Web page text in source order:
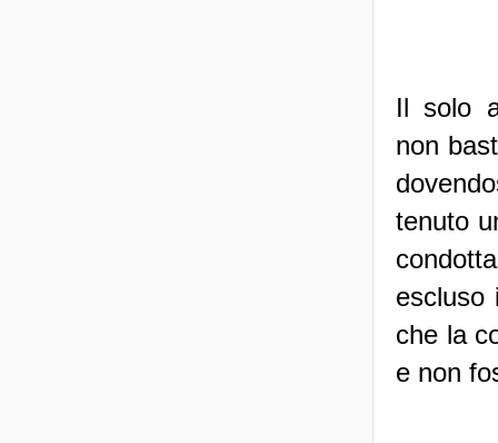
Il solo
non
tenuto
escluso
che la
e non